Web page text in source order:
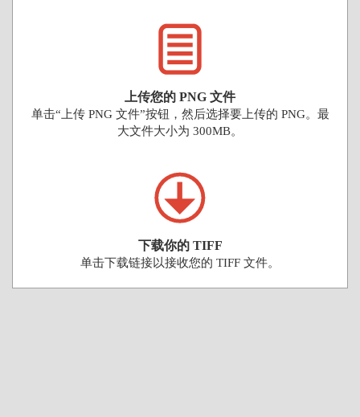
上传您的 PNG 文件
单击“上传 PNG 文件”按钮，然后选择要上传的 PNG。最
大文件大小为 300MB。
下载你的 TIFF
单击下载链接以接收您的 TIFF 文件。